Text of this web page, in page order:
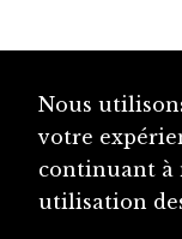
Nous
votre
continuant à
utilisation